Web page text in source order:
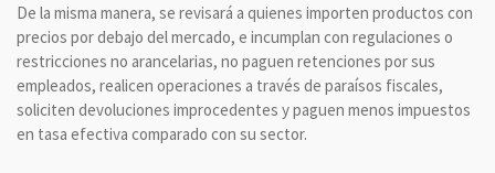
De la misma manera, se revisará a quienes importen productos con
precios por debajo del mercado, e incumplan con regulaciones o
restricciones no arancelarias, no paguen retenciones por sus
empleados, realicen operaciones a través de paraísos fiscales,
soliciten devoluciones improcedentes y paguen menos impuestos
en tasa efectiva comparado con su sector.